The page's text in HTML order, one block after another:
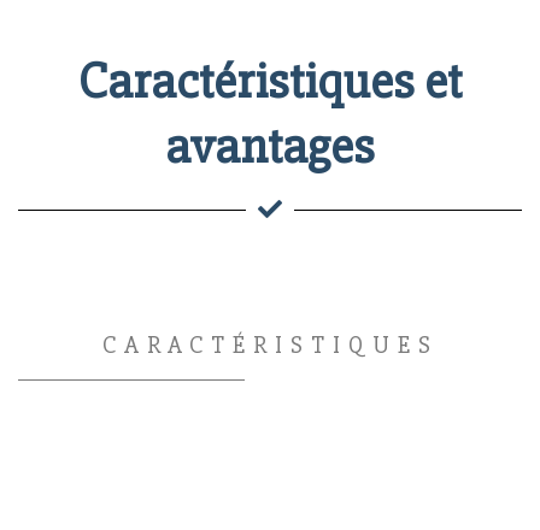
Caractéristiques et
avantages
CARACTÉRISTIQUES